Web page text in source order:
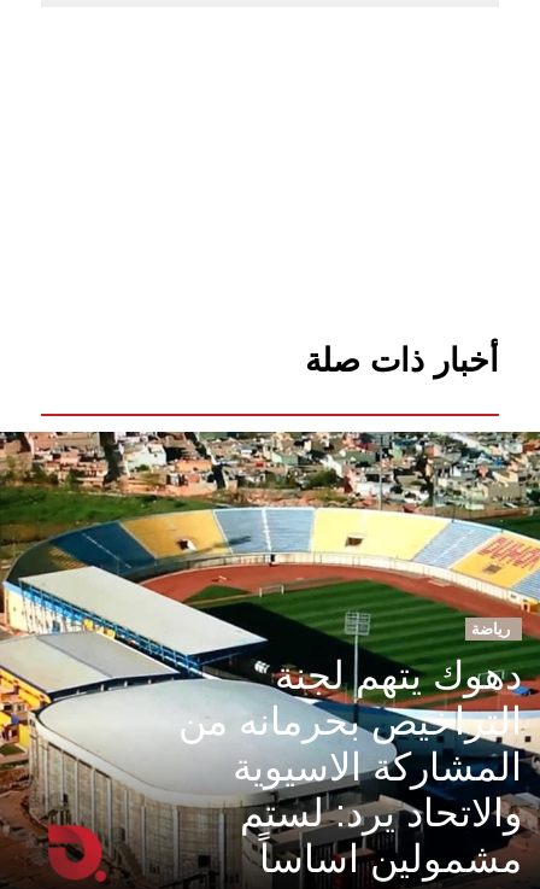
أخبار ذات صلة
رياضة
دهوك يتهم لجنة
التراخيص بحرمانه من
المشاركة الاسيوية
والاتحاد يرد: لستم
مشمولين اساساً